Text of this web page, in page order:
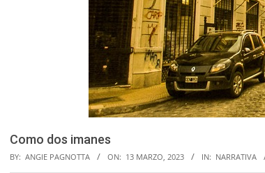
Como dos imanes
BY: ANGIE PAGNOTTA ON: 13 MARZO, 2023 IN: NARRATIVA